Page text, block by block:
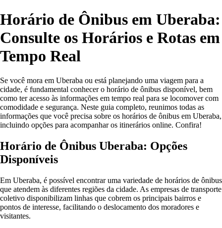
Horário de Ônibus em Uberaba:
Consulte os Horários e Rotas em
Tempo Real
Se você mora em Uberaba ou está planejando uma viagem para a
cidade, é fundamental conhecer o horário de ônibus disponível, bem
como ter acesso às informações em tempo real para se locomover com
comodidade e segurança. Neste guia completo, reunimos todas as
informações que você precisa sobre os horários de ônibus em Uberaba,
incluindo opções para acompanhar os itinerários online. Confira!
Horário de Ônibus Uberaba: Opções
Disponíveis
Em Uberaba, é possível encontrar uma variedade de horários de ônibus
que atendem às diferentes regiões da cidade. As empresas de transporte
coletivo disponibilizam linhas que cobrem os principais bairros e
pontos de interesse, facilitando o deslocamento dos moradores e
visitantes.